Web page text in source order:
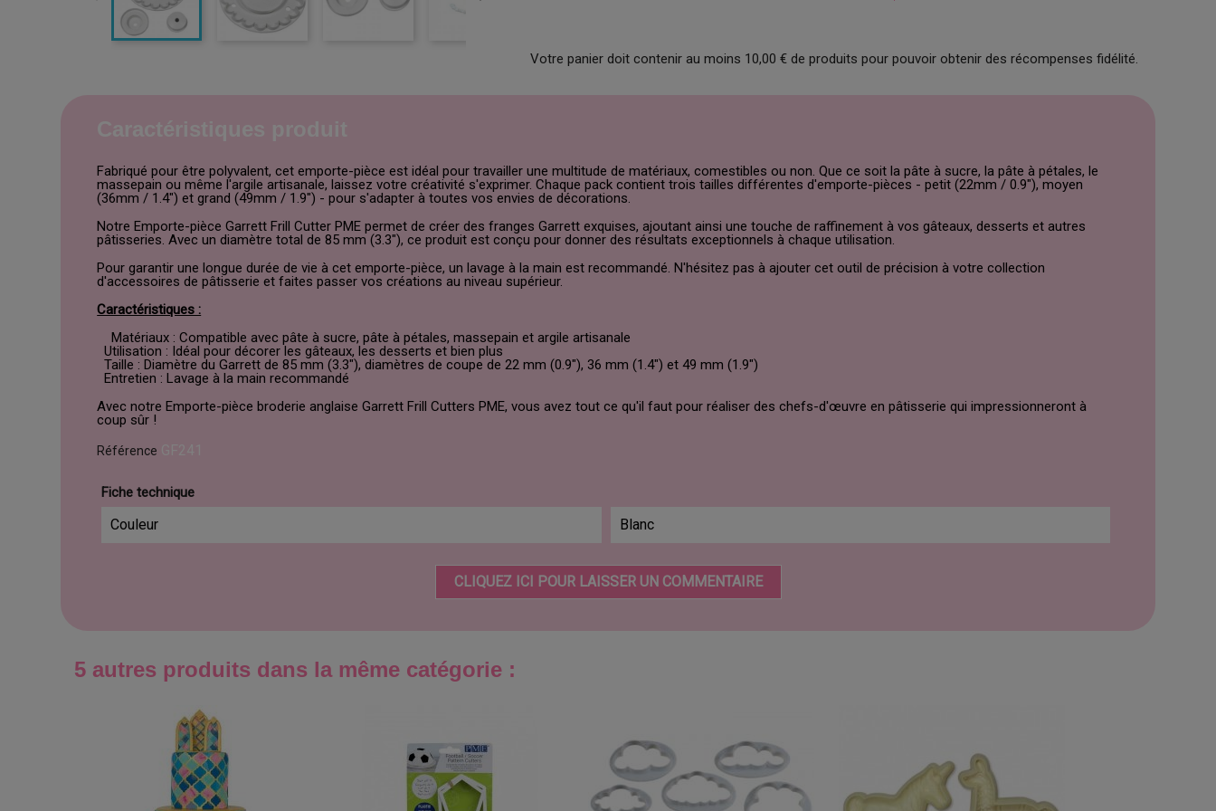
Votre panier doit contenir au moins 10,00 € de produits pour pouvoir obtenir des récompenses fidélité.
Fabriqué pour être polyvalent, cet emporte-pièce est idéal pour travailler une multitude de matériaux, comestibles ou non. Que ce soit la pâte à sucre, la pâte à pétales, le
massepain ou même l'argile artisanale, laissez votre créativité s'exprimer. Chaque pack contient trois tailles différentes d'emporte-pièces - petit (22mm / 0.9"), moyen
(36mm / 1.4") et grand (49mm / 1.9") - pour s'adapter à toutes vos envies de décorations.
Notre Emporte-pièce Garrett Frill Cutter PME permet de créer des franges Garrett exquises, ajoutant ainsi une touche de raffinement à vos gâteaux, desserts et autres
pâtisseries. Avec un diamètre total de 85 mm (3.3"), ce produit est conçu pour donner des résultats exceptionnels à chaque utilisation.
Pour garantir une longue durée de vie à cet emporte-pièce, un lavage à la main est recommandé. N'hésitez pas à ajouter cet outil de précision à votre collection
d'accessoires de pâtisserie et faites passer vos créations au niveau supérieur.
Caractéristiques :
Matériaux : Compatible avec pâte à sucre, pâte à pétales, massepain et argile artisanale
Utilisation : Idéal pour décorer les gâteaux, les desserts et bien plus
Taille : Diamètre du Garrett de 85 mm (3.3"), diamètres de coupe de 22 mm (0.9"), 36 mm (1.4") et 49 mm (1.9")
Entretien : Lavage à la main recommandé
Avec notre Emporte-pièce broderie anglaise Garrett Frill Cutters PME, vous avez tout ce qu'il faut pour réaliser des chefs-d'œuvre en pâtisserie qui impressionneront à
coup sûr !
Référence
Fiche technique
Couleur Blanc
CLIQUEZ ICI POUR LAISSER UN COMMENTAIRE
5 autres produits dans la même catégorie :